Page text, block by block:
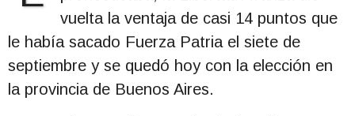
vuelta la ventaja de casi 14 puntos que
le había sacado Fuerza Patria el siete de
septiembre y se quedó hoy con la elección en
la provincia de Buenos Aires.